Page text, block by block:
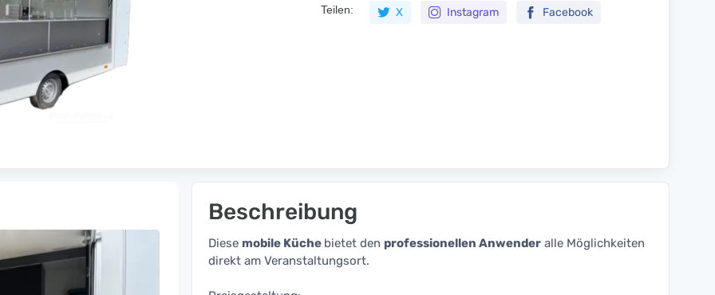
Teilen: X Instagram Facebook
Beschreibung
Diese mobile Küche bietet den professionellen Anwender alle Möglichkeiten
direkt am Veranstaltungsort.